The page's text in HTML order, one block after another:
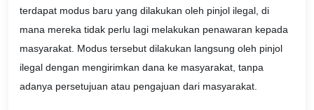
terdapat modus baru yang dilakukan oleh pinjol ilegal, di
mana mereka tidak perlu lagi melakukan penawaran kepada
masyarakat. Modus tersebut dilakukan langsung oleh pinjol
ilegal dengan mengirimkan dana ke masyarakat, tanpa
adanya persetujuan atau pengajuan dari masyarakat.